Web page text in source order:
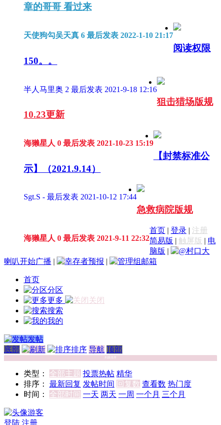
章的哥哥 看过来
天使狗勾吴天真 6 最后发表 2022-1-10 21:17
阅读权限
150。。
半人马里奥 2 最后发表 2021-9-18 12:16
狙击猎场版规
10.23更新
海獭星人 0 最后发表 2021-10-23 15:19
【封禁标准公
示】（2021.9.14）
Sgt.S - 最后发表 2021-10-12 17:44
急救病院版规
海獭星人 0 最后发表 2021-9-11 22:32
首页 | 登录 | 注册
简易版 | 触屏版 | 电
脑版 |
@村口大
喇叭开始广播 | 幸存者预报 | 管理组邮箱
首页
分区
更多
关闭
搜索
我的
发帖
底部
排序 导航 顶部
列表排序
类型： 全部主题 投票热帖 精华
排序：
最新回复 发帖时间 回复数 查看数 热门度
时间：
全部时间 一天 两天 一周 一个月 三个月
游客
登陆 注册